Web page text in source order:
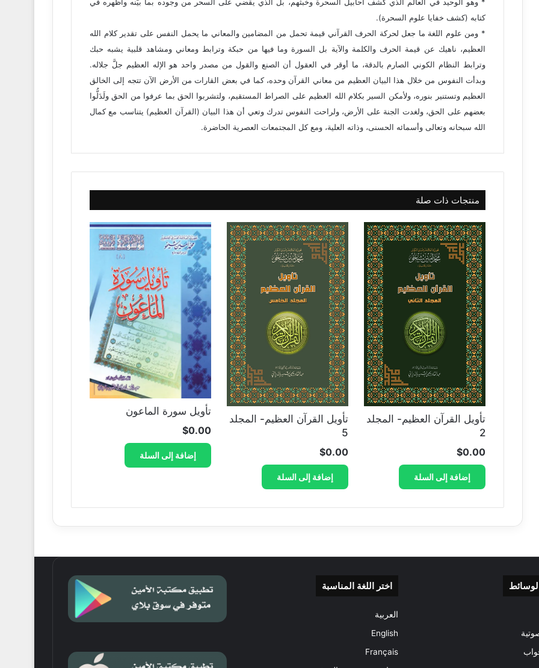
* وهو الوحيد في العالم الذي كشف أحابيل السحرة وخبثهم، بل الذي يقضي على السحر من وجوده بما بيَّنه وأظهره في
كتابه (كشف خفايا علوم السحرة).
* ومن علوم اللغة ما جعل لحركة الحرف القرآني قيمة تحمل من المضامين والمعاني ما يحمل النفس على تقدير كلام الله
العظيم، ناهيك عن قيمة الحرف والكلمة والآية بل السورة وما فيها من حبكة وترابط ومعاني ومشاهد قلبية يشبه حبك
وترابط النظام الكوني الصارم بالدقة، ما أوقر في العقول أن الصنع والقول من مصدر واحد هو الإله العظيم جلَّ جلاله.
وبدأت النفوس من خلال هذا البيان العظيم من معاني القرآن وحده، كما في بعض القارات من الأرض الآن تتجه إلى الخالق
العظيم وتستنير بنوره، ولأمكن السير بكلام الله العظيم على الصراط المستقيم، ولتشربوا الحق بما عرفوا من الحق ولَدَلُّوا
بعضهم على الحق، ولغدت الجنة على الأرض، ولراحت النفوس تدرك وتعي أن هذا البيان (القرآن العظيم) يتناسب مع كمال
الله سبحانه وتعالى وأسمائه الحسنى، وذاته العلية، ومع كل المجتمعات العصرية الحاضرة.
منتجات ذات صلة
تأويل القرآن العظيم- المجلد
2
$0.00
إضافة إلى السلة
تأويل القرآن العظيم- المجلد
5
$0.00
إضافة إلى السلة
تأويل سورة الماعون
$0.00
إضافة إلى السلة
اختر اللغة المناسبة
العربية
English
Français